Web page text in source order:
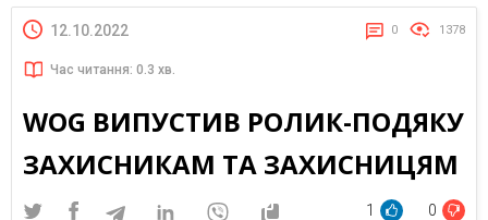
12.10.2022 0 1378
Час читання: 0.3 хв.
WOG ВИПУСТИВ РОЛИК-ПОДЯКУ
ЗАХИСНИКАМ ТА ЗАХИСНИЦЯМ
1 0